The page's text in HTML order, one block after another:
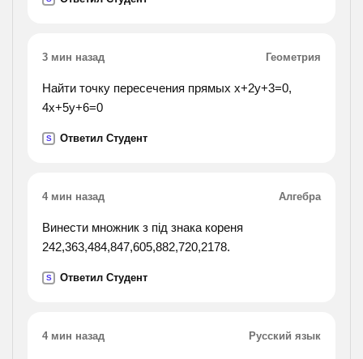
3 мин назад Геометрия
Найти точку пересечения прямых х+2у+3=0,
4х+5у+6=0
S Ответил Студент
4 мин назад Алгебра
Винести множник з під знака кореня
242,363,484,847,605,882,720,2178.
S Ответил Студент
4 мин назад Русский язык